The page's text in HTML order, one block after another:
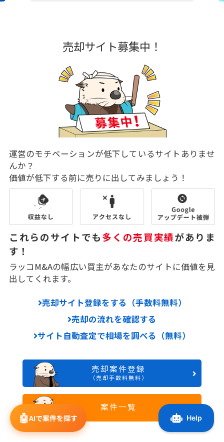
売却サイト募集中！
運営のモチベーションが低下しているサイトありませ
んか？
価値が低下する前に売りに出してみましょう！
これらのサイトでも多くの売買実績がありま
す！
ラッコM&Aの幅広い買主があなたのサイトに価値を見
出してくれます。
売却サイト登録をする（手数料無料）
売却の流れを確認する
サイト自動査定で相場を調べる（無料）
売却案件登録
（売却手数料無料）
案件一覧
🤖AIで案件を探す